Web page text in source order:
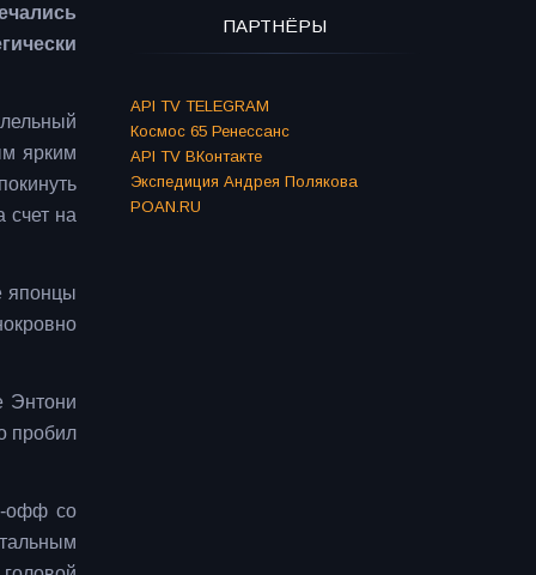
ярким
счет на
японцы
Энтони
пробил
офф со
ПАРТНЁРЫ
API TV TELEGRAM
Космос 65 Ренессанс
API TV ВКонтакте
Экспедиция Андрея Полякова
POAN.RU